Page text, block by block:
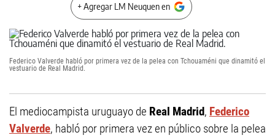
+ Agregar LM Neuquen en
Federico Valverde habló por primera vez de la pelea con Tchouaméni que dinamitó el
vestuario de Real Madrid.
El mediocampista uruguayo de Real Madrid, Federico
Valverde, habló por primera vez en público sobre la pelea